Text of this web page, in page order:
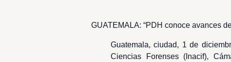
GUATEMALA: “PDH conoce avances
Guatemala, ciudad, 1 de
Ciencias Forenses (Inacif),